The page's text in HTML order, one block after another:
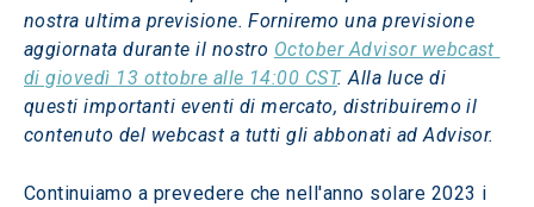
nostra ultima previsione. Forniremo una previsione
aggiornata durante il nostro October Advisor webcast
di giovedì 13 ottobre alle 14:00 CST. Alla luce di
questi importanti eventi di mercato, distribuiremo il
contenuto del webcast a tutti gli abbonati ad Advisor.
Continuiamo a prevedere che nell'anno solare 2023 i